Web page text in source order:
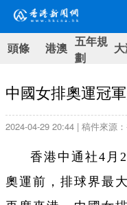
頭條 港澳 五年規
劃
中國女排奧運冠
2024-04-29 20:44 | 稿件來源
香港中通社4月
奧運前，排球界最